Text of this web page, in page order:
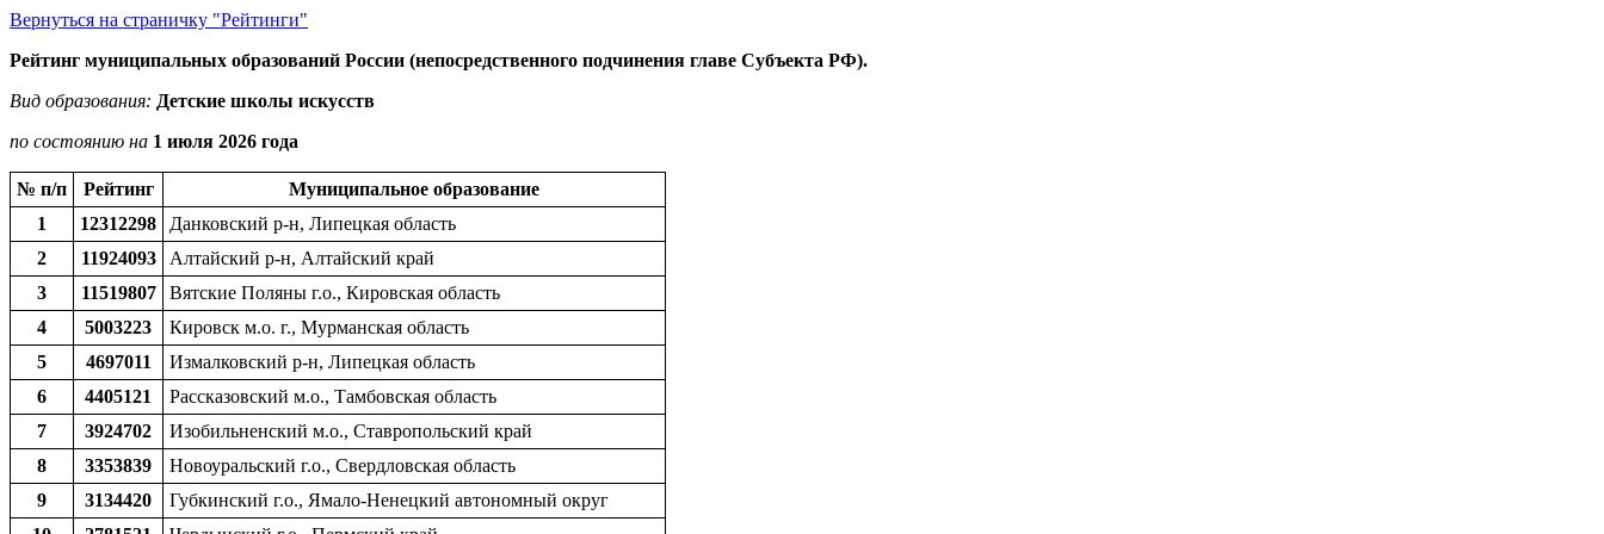
Вернуться на страничку "Рейтинги"
Рейтинг муниципальных образований России (непосредственного подчинения главе Субъекта РФ).
Вид образования: Детские школы искусств
по состоянию на 1 июля 2026 года
№ п/п Рейтинг
Муниципальное образование
1
12312298
Данковский р-н, Липецкая область
2
11924093
Алтайский р-н, Алтайский край
3
11519807
Вятские Поляны г.о., Кировская область
4
5003223
Кировск м.о. г., Мурманская область
5
4697011
Измалковский р-н, Липецкая область
6
4405121
Рассказовский м.о., Тамбовская область
7
3924702
Изобильненский м.о., Ставропольский край
8
3353839
Новоуральский г.о., Свердловская область
9
3134420
Губкинский г.о., Ямало-Ненецкий автономный округ